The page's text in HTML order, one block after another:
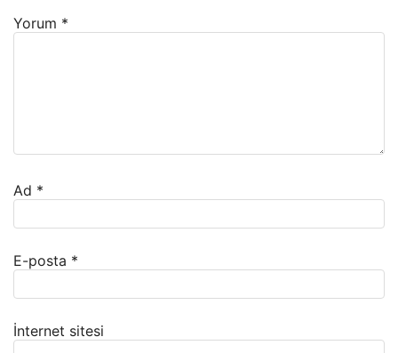
Yorum *
Ad *
E-posta *
İnternet sitesi